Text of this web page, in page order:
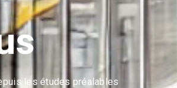
les études préalables